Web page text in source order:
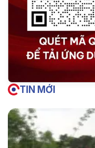
TIN MỚI